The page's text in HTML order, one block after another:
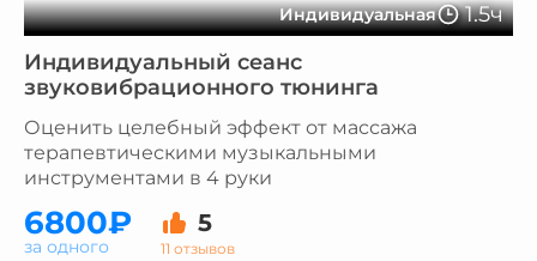
Индивидуальная 1.5ч
Индивидуальный сеанс
звуковибрационного тюнинга
Оценить целебный эффект от массажа
терапевтическими музыкальными
инструментами в 4 руки
6800₽ 5
11 отзывов
за одного